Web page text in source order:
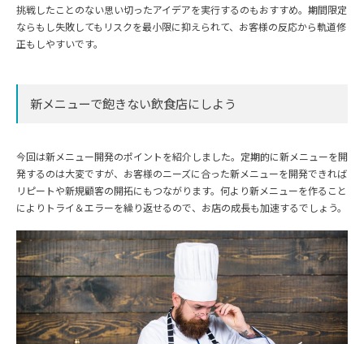
挑戦したことのない思い切ったアイデアを実行するのもおすすめ。期間限定
ならもし失敗してもリスクを最小限に抑えられて、お客様の反応から軌道修
正もしやすいです。
新メニューで飽きない飲食店にしよう
今回は新メニュー開発のポイントを紹介しました。定期的に新メニューを開
発するのは大変ですが、お客様のニーズに合った新メニューを開発できれば
リピートや新規顧客の開拓にもつながります。何より新メニューを作ること
によりトライ＆エラーを繰り返せるので、お店の成長も加速するでしょう。